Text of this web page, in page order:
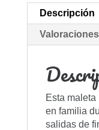
Descripción
Esta
en familia
salidas de